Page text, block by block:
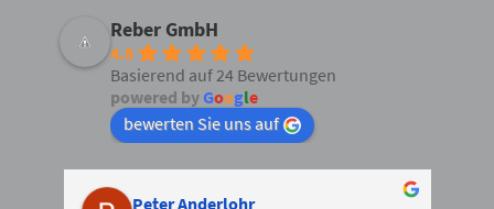
Reber GmbH
4.8
Basierend auf 24 Bewertungen
powered byGoogle
bewerten Sie uns auf
Peter Anderlohr